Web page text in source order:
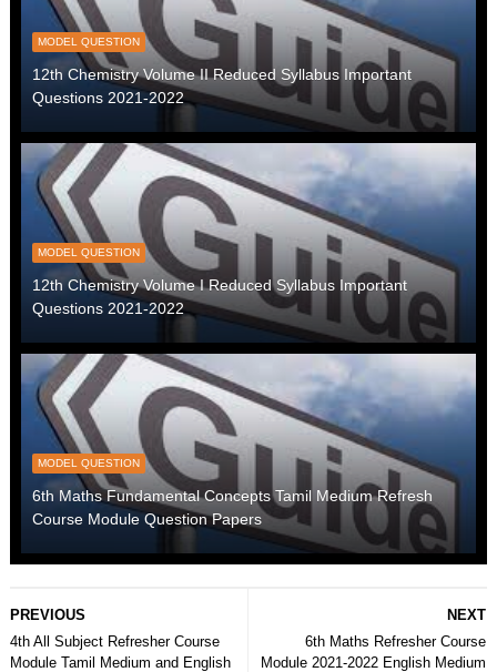
MODEL QUESTION
12th Chemistry Volume II Reduced Syllabus Important
Questions 2021-2022
MODEL QUESTION
12th Chemistry Volume I Reduced Syllabus Important
Questions 2021-2022
MODEL QUESTION
6th Maths Fundamental Concepts Tamil Medium Refresh
Course Module Question Papers
NEXT
6th Maths Refresher Course
Module 2021-2022 English Medium
PREVIOUS
4th All Subject Refresher Course
Module Tamil Medium and English